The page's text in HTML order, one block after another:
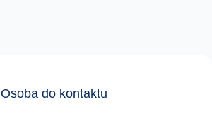
Osoba do kontaktu